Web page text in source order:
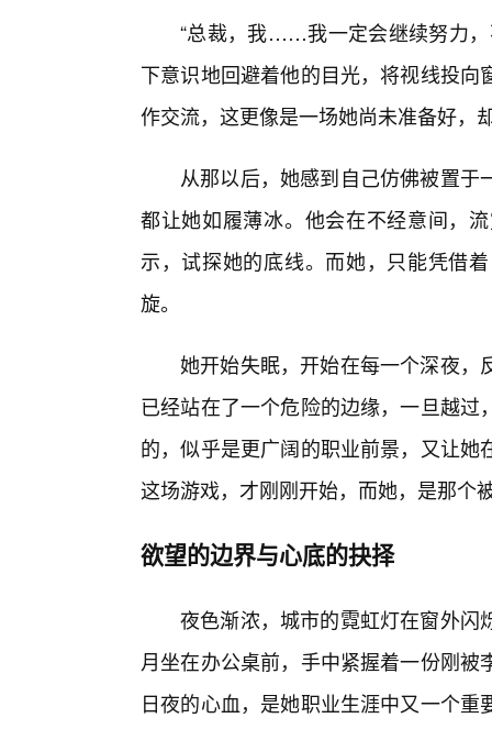
“总裁，我……我一定会继续努力，
下意识地回避着他的目光，将视线投
作交流，这更像是一场她尚未准备好，
从那以后，她感到自己仿佛被置
都让她如履薄冰。他会在不经意间，
示，试探她的底线。而她，只能凭借
旋。
她开始失眠，开始在每一个深夜，
已经站在了一个危险的边缘，一旦越
的，似乎是更广阔的职业前景，又让
这场游戏，才刚刚开始，而她，是那个
欲望的边界与心底的抉择
夜色渐浓，城市的霓虹灯在窗外闪
月坐在办公桌前，手中紧握着一份刚
日夜的心血，是她职业生涯中又一个